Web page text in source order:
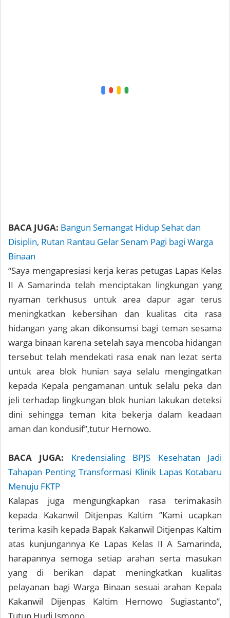
BACA JUGA: Bangun Semangat Hidup Sehat dan
Disiplin, Rutan Rantau Gelar Senam Pagi bagi Warga
Binaan
“Saya mengapresiasi kerja keras petugas Lapas Kelas
II A Samarinda telah menciptakan lingkungan yang
nyaman terkhusus untuk area dapur agar terus
meningkatkan kebersihan dan kualitas cita rasa
hidangan yang akan dikonsumsi bagi teman sesama
warga binaan karena setelah saya mencoba hidangan
tersebut telah mendekati rasa enak nan lezat serta
untuk area blok hunian saya selalu mengingatkan
kepada Kepala pengamanan untuk selalu peka dan
jeli terhadap lingkungan blok hunian lakukan deteksi
dini sehingga teman kita bekerja dalam keadaan
aman dan kondusif”,tutur Hernowo.
BACA JUGA:
Kredensialing BPJS Kesehatan Jadi
Tahapan Penting Transformasi Klinik Lapas Kotabaru
Menuju FKTP
Kalapas juga mengungkapkan rasa terimakasih
kepada Kakanwil Ditjenpas Kaltim ”Kami ucapkan
terima kasih kepada Bapak Kakanwil Ditjenpas Kaltim
atas kunjungannya Ke Lapas Kelas II A Samarinda,
harapannya semoga setiap arahan serta masukan
yang di berikan dapat meningkatkan kualitas
pelayanan bagi Warga Binaan sesuai arahan Kepala
Kakanwil Dijenpas Kaltim Hernowo Sugiastanto”,